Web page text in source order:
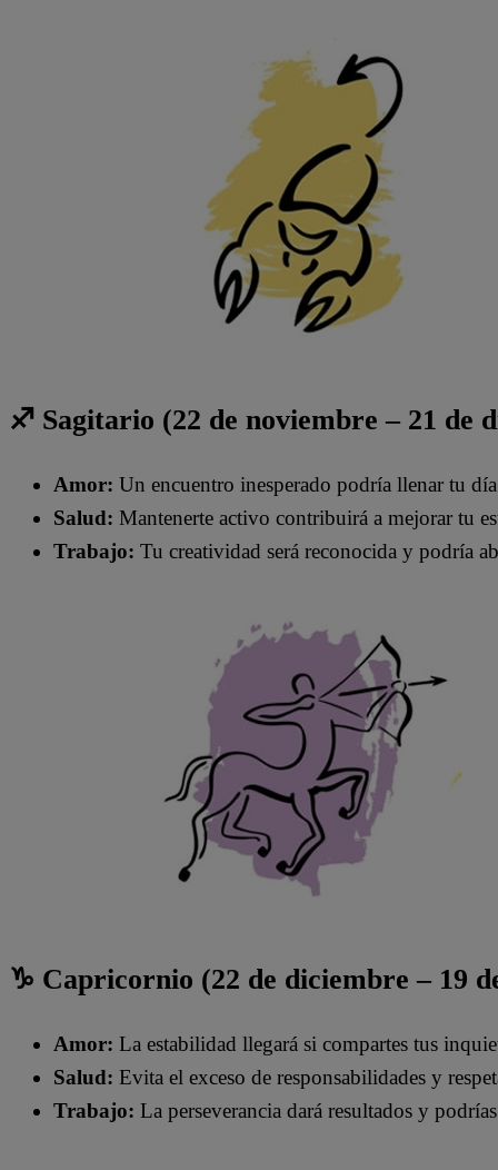
♐ Sagitario (22 de noviembre – 21 de
Amor: Un encuentro inesperado podría llenar tu
Salud: Mantenerte activo contribuirá a mejorar tu
Trabajo: Tu creatividad será reconocida y podría
♑ Capricornio (22 de diciembre – 19
Amor: La estabilidad llegará si compartes tus
Salud: Evita el exceso de responsabilidades y
Trabajo: La perseverancia dará resultados y